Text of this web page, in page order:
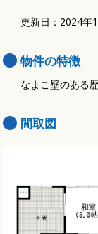
更新日：2024年
物件の特徴
なまこ壁のある
間取図